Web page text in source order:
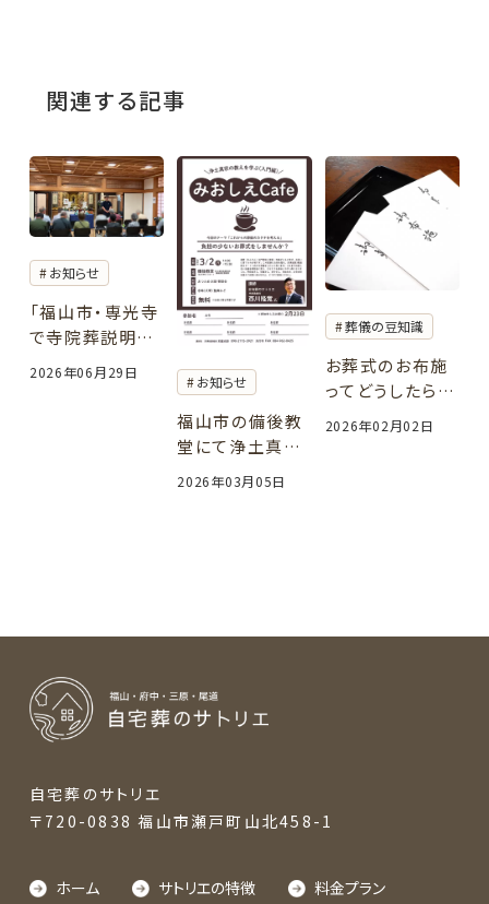
関連する記事
お知らせ
「福山市・専光寺
で寺院葬説明会
を開催しました
｜お寺で行う安
2026年06月29日
お知らせ
福山市の備後教
堂にて浄土真宗
の寺院様や門徒
様向けに「負担
2026年03月05日
葬儀の豆知識
お葬式のお布施
ってどうしたらい
いの？サトリエな
りの考え方をご
2026年02月02日
自宅葬のサトリエ
〒720-0838 福山市瀬戸町山北458-1
ホーム サトリエの特徴 料金プラン